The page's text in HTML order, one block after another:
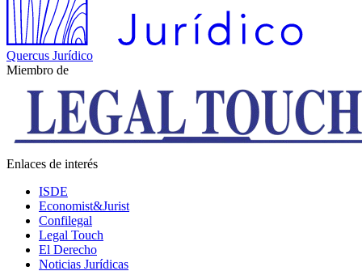
Quercus Jurídico
Miembro de
Enlaces de interés
ISDE
Economist&Jurist
Confilegal
Legal Touch
El Derecho
Noticias Jurídicas